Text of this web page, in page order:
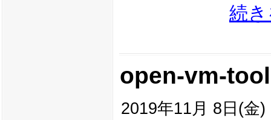
続
open-vm-
2019年11月 8日(金